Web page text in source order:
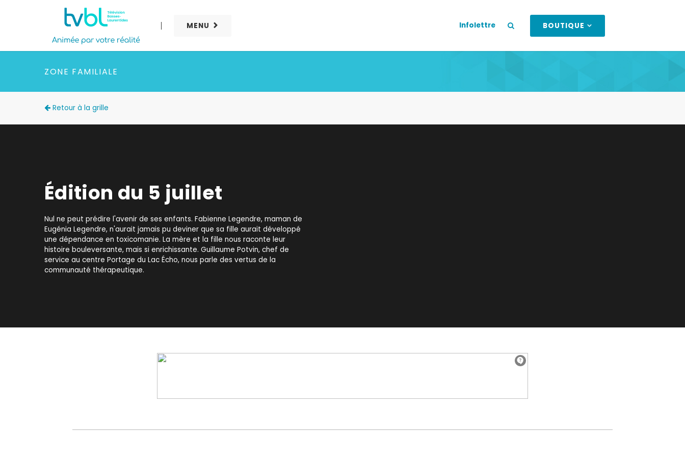
MENU Infolettre BOUTIQUE
ZONE FAMILIALE
Retour à la grille
Édition du 5 juillet
Nul ne peut prédire l'avenir de ses enfants. Fabienne Legendre, maman de
Eugénia Legendre, n'aurait jamais pu deviner que sa fille aurait développé
une dépendance en toxicomanie. La mère et la fille nous raconte leur
histoire bouleversante, mais si enrichissante. Guillaume Potvin, chef de
service au centre Portage du Lac Écho, nous parle des vertus de la
communauté thérapeutique.